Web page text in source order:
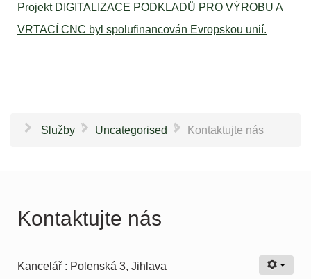
Projekt DIGITALIZACE PODKLADŮ PRO VÝROBU A
VRTACÍ CNC byl spolufinancován Evropskou unií.
Služby \ Uncategorised \ Kontaktujte nás
Kontaktujte nás
Kancelář : Polenská 3, Jihlava